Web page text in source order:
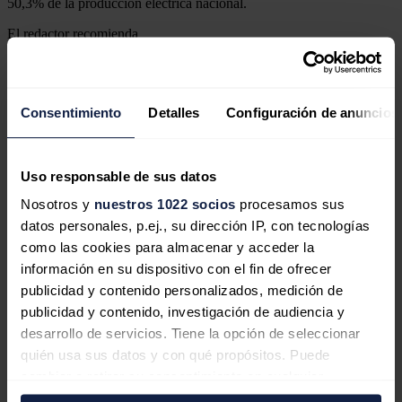
Consentimiento Detalles Configuración de anuncios
Uso responsable de sus datos
Nosotros y nuestros 1022 socios procesamos sus
datos personales, p.ej., su dirección IP, con tecnologías
como las cookies para almacenar y acceder la
información en su dispositivo con el fin de ofrecer
publicidad y contenido personalizados, medición de
publicidad y contenido, investigación de audiencia y
desarrollo de servicios. Tiene la opción de seleccionar
quién usa sus datos y con qué propósitos. Puede
momento desde la Declaración de cookies o clicando en
50,3% de la producción eléctrica nacional.
El redactor recomienda
Una planta fotovoltaica de Plenitude
Excelencia de UNEF
Plenitude (Eni) compra a EDPR una
cartera fotovoltaica y de
almacenamiento de 245 MW en
EEUU